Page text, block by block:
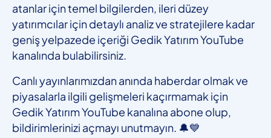
atanlar için temel bilgilerden, ileri düzey
yatırımcılar için detaylı analiz ve stratejilere kadar
geniş yelpazede içeriği Gedik Yatırım YouTube
kanalında bulabilirsiniz.
Canlı yayınlarımızdan anında haberdar olmak ve
piyasalarla ilgili gelişmeleri kaçırmamak için
Gedik Yatırım YouTube kanalına abone olup,
bildirimlerinizi açmayı unutmayın. 🔔💙